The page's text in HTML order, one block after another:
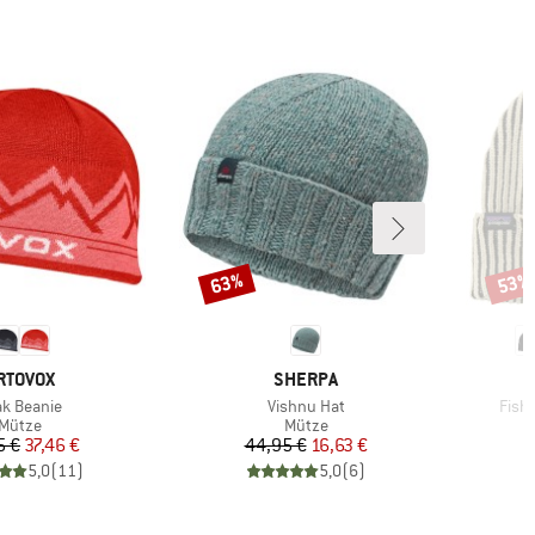
Beanie
Produktgruppe
Mütze
Preis
€reduzierter Preis
37,46 €
5,0(11)
MARKE
SHERPA
Artikel
Vishnu Hat
Produktgruppe
Mütze
Preis
44,95 €reduzierter Preis
16,63 €
5,0(6)
Rabatt
63% 53%